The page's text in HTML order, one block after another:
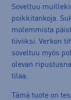
Soveltuu
poikkitankoja.
molemmista
tiiviiksi. Verkon
soveltuu myös
olevan
tilaa.
Tämä tuote on